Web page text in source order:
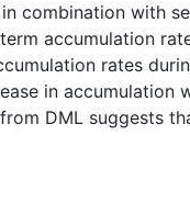
combination with
accumulation
rates
in accumulation
DML suggests